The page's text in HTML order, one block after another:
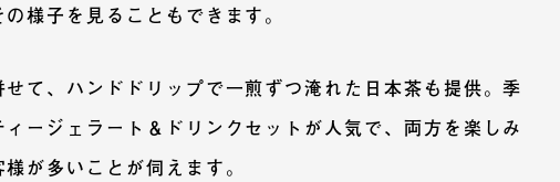
様子を見ることもできます。
せて、ハンドドリップで一煎ずつ淹れた日本茶も提供。季
ージェラート＆ドリンクセットが人気で、両方を楽しみ
が多いことが伺えます。